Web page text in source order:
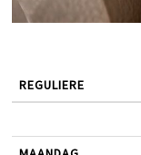
REGULIERE